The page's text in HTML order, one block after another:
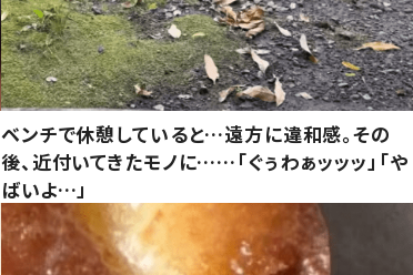
ベンチで休憩していると…遠方に違和感。その
後、近付いてきたモノに……「ぐぅわぁッッッ」「や
ばいよ…」